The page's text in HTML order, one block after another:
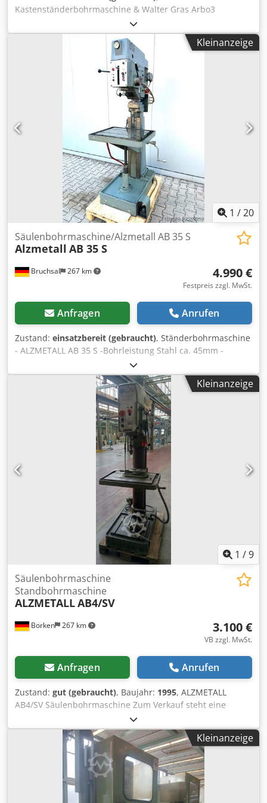
Kastenständerbohrmaschine & Walter Gras Arbo3
Wechselkopf -Bohrleistung / Stahl ca. 40mm -Bohrleistung
/ Guss ca. 45mm -Gewindeschneiden Max. M25 -
Spindelaufnahme MK 4 -Spindelhub 180mm -
Drehzahlbereich (STUFENLOS) 65 - 1750 U/min -
Umschaltbarer Drehzahlbereich 130-480 / 480-1750 U/min
-Automatische Vorschübe 0,1-0,2-0,3mm/U -Bohrtiefe über
Tiefenskala einstellbar -Drehzahlanzeige -Rechts /
Linkslauf -Schwenkbarer Bohrkopf mit Werkzeug -
Höhenverstellbarer Arbeitstisch mittels Handkurbel -
Kühlmitteleinrichtung -Not / Aus -Arbeitsleuchte Csdpszn
Unvefx Aczorf Abmaße: LxBxH 1x0,8x2,1 Meter / Gewicht
ca. 1200KG Irrtümer / Eingabefehler vorbehalten
Kleinanzeige
1 /20
Bruchsal 267 km
Säulenbohrmaschine/Alzmetall AB 35 S
Alzmetall AB 35 S
4.990 €
Festpreis zzgl. MwSt.
Anfragen Anrufen
Zustand: einsatzbereit (gebraucht), Ständerbohrmaschine
- ALZMETALL AB 35 S -Bohrleistung Stahl ca. 45mm -
Bohrleistung Guss ca. 48mm -Spindelaufnahme MK 4 -
Ausladung ca. 350mm -Bohrhub ca. 180mm -
Spindeldrehzahlen / 2-Stufen / 65 - 1450 U/min
(STUFENLOS) -Automatische Vorschübe 0,1-0,2-0,3-
0,4mm/U -Bohrtiefenanschlag -Tischaufspannfläche ca.
600x460mm -Tischverstellung ca. 600mm -Tisch
höhenverstellbar über Kurbel Crjdpfx Acjznlf Ejzef -
Säulendurchmesser ca. 200mm -Motorleistung ca. 3,5 KW -
Kühlmitteleinrichtung -Arbeitsleuchte -Drehzahlanzeige
Abmaße: LxBxH 1,1x0,7x2,1 Meter / Gewicht ca. 1200Kg
Irrtümer / Eingabefehler vorbehalten
Kleinanzeige
1 /9
Borken 267 km
Säulenbohrmaschine
Standbohrmaschine
ALZMETALLAB4/SV
3.100 €
VB zzgl. MwSt.
Anfragen Anrufen
Zustand: gut (gebraucht), Baujahr: 1995, ALZMETALL
AB4/SV Säulenbohrmaschine Zum Verkauf steht eine
gebrauchte ALZMETALL Säulenbohrmaschine vom Typ
AB4/SV aus dem Baujahr 1995. Crodpoznkyzjfx Aczef Die
Maschine ist für professionelle Bohrarbeiten in Werkstatt,
Produktion, Metallverarbeitung, Instandhaltung und
Maschinenbau geeignet. Dank ihrer robusten Bauweise
eignet sie sich auch für den regelmäßigen industriellen
Einsatz. Produktdaten Hersteller: ALZMETALL Modell:
Kleinanzeige